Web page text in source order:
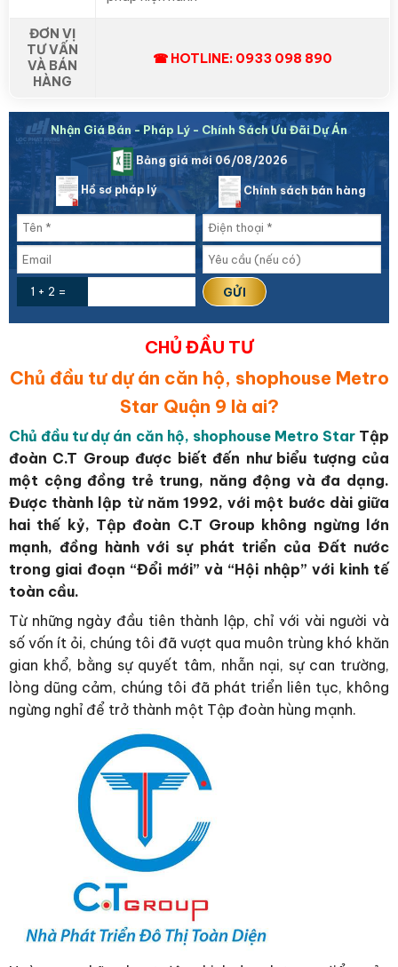
ĐƠN VỊ
TƯ VẤN
VÀ BÁN
HÀNG
☎ HOTLINE: 0933 098 890
Nhận Giá Bán - Pháp Lý - Chính Sách Ưu Đãi Dự Án
Bảng giá mới 06/08/2026
Hồ sơ pháp lý Chính sách bán hàng
1 + 2 =
CHỦ ĐẦU TƯ
Chủ đầu tư dự án căn hộ, shophouse Metro
Star Quận 9 là ai?
Chủ đầu tư dự án căn hộ, shophouse Metro Star Tập
đoàn C.T Group được biết đến như biểu tượng của
một cộng đồng trẻ trung, năng động và đa dạng.
Được thành lập từ năm 1992, với một bước dài giữa
hai thế kỷ, Tập đoàn C.T Group không ngừng lớn
mạnh, đồng hành với sự phát triển của Đất nước
trong giai đoạn “Đổi mới” và “Hội nhập” với kinh tế
toàn cầu.
Từ những ngày đầu tiên thành lập, chỉ với vài người và
số vốn ít ỏi, chúng tôi đã vượt qua muôn trùng khó khăn
gian khổ, bằng sự quyết tâm, nhẫn nại, sự can trường,
lòng dũng cảm, chúng tôi đã phát triển liên tục, không
ngừng nghỉ để trở thành một Tập đoàn hùng mạnh.